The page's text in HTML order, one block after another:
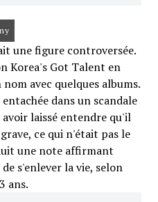
une figure controversée.
Korea's Got Talent en
avec quelques albums.
dans un scandale
laissé entendre qu'il
ce qui n'était pas le
une note affirmant
s'enlever la vie, selon
ans.